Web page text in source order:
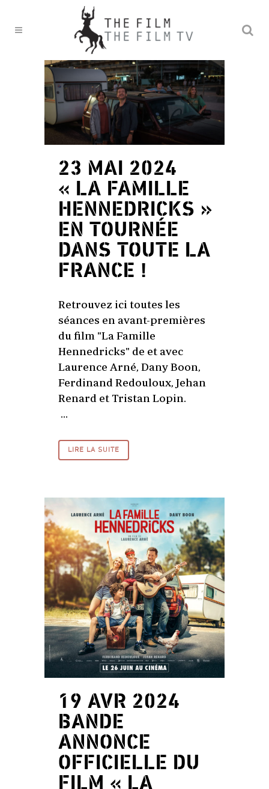
23 MAI 2024
« LA FAMILLE
HENNEDRICKS »
EN TOURNÉE
DANS TOUTE LA
FRANCE !
Retrouvez ici toutes les
séances en avant-premières
du film "La Famille
Hennedricks" de et avec
Laurence Arné, Dany Boon,
Ferdinand Redouloux, Jehan
Renard et Tristan Lopin.
...
LIRE LA SUITE
19 AVR 2024
BANDE
ANNONCE
OFFICIELLE DU
FILM « LA